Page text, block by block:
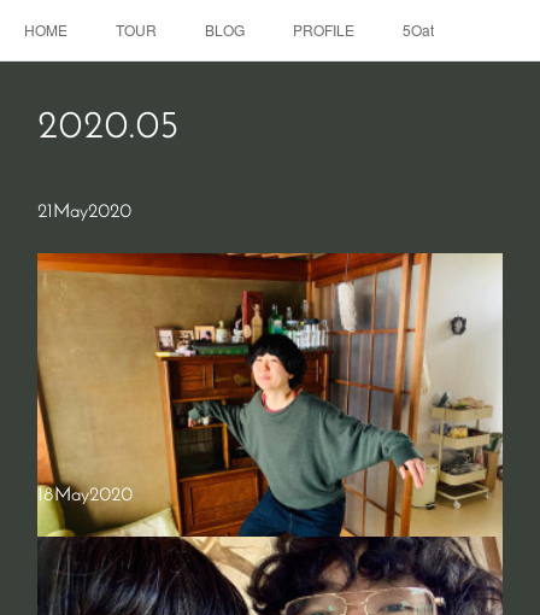
HOME TOUR BLOG PROFILE 5Oat
2020.05
21 May2020
18May2020